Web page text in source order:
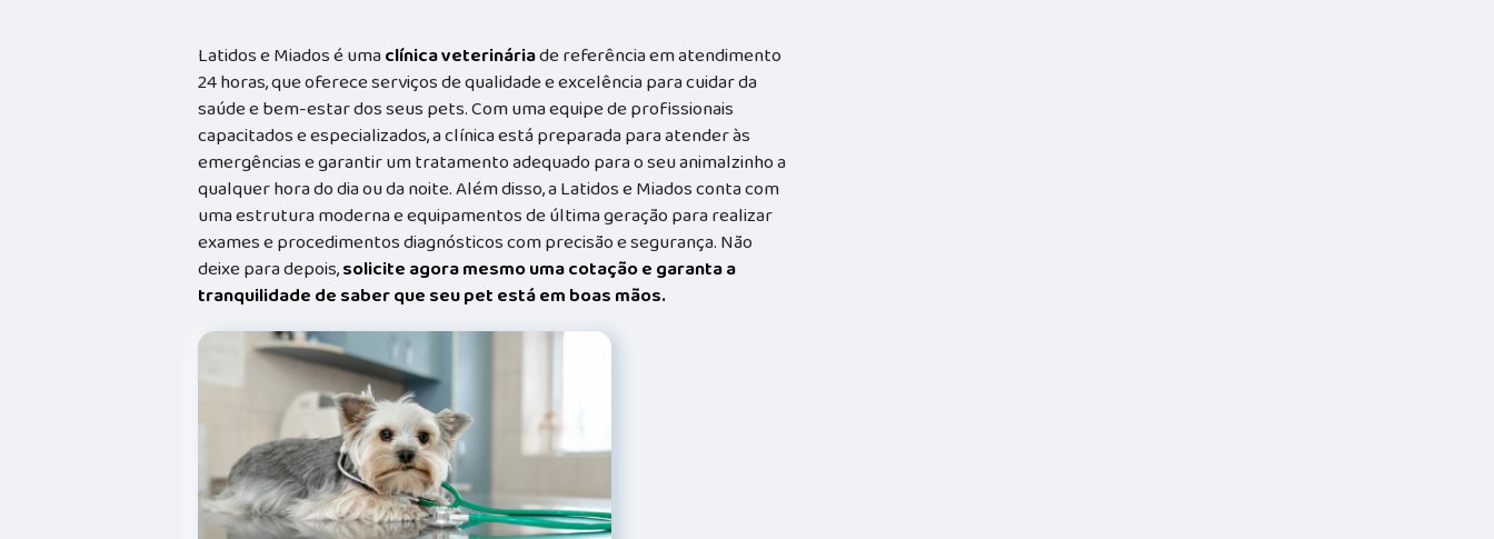
Latidos e Miados é umaclínica veterináriade referência em atendimento
24 horas, que oferece serviços de qualidade e excelência para cuidar da
saúde e bem-estar dos seus pets. Com uma equipe de profissionais
capacitados e especializados, a clínica está preparada para atender às
emergências e garantir um tratamento adequado para o seu animalzinho a
qualquer hora do dia ou da noite. Além disso, a Latidos e Miados conta com
uma estrutura moderna e equipamentos de última geração para realizar
exames e procedimentos diagnósticos com precisão e segurança. Não
deixe para depois,solicite agora mesmo uma cotação e garanta a
tranquilidade de saber que seu pet está em boas mãos.